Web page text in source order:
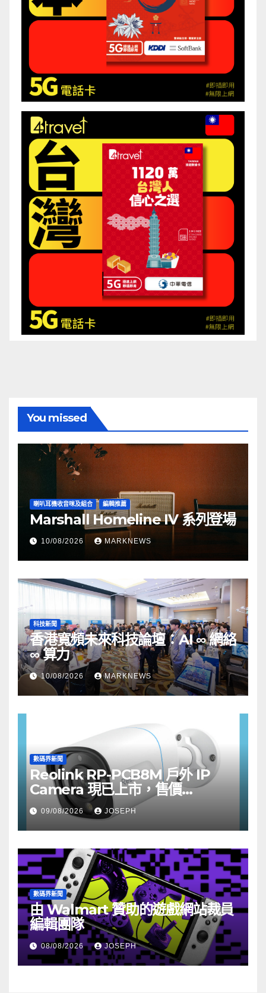
You missed
喇叭耳機收音咪及組合 編輯推薦
Marshall Homeline IV 系列登場
10/08/2026 MARKNEWS
科技新聞
香港寬頻未來科技論壇：AI ∞ 網絡
∞ 算力
10/08/2026 MARKNEWS
數碼界新聞
Reolink RP-PCB8M 戶外 IP
Camera 現已上市，售價
HK$722
09/08/2026 JOSEPH
數碼界新聞
由 Walmart 贊助的遊戲網站裁員
編輯團隊
08/08/2026 JOSEPH